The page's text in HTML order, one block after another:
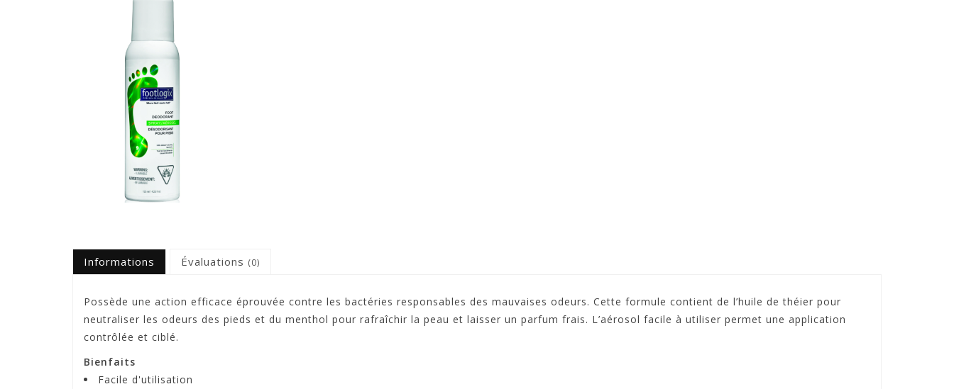
Informations Évaluations (0)
Possède une action efficace éprouvée contre les bactéries responsables des mauvaises odeurs. Cette formule contient de l’huile de théier pour
neutraliser les odeurs des pieds et du menthol pour rafraîchir la peau et laisser un parfum frais. L’aérosol facile à utiliser permet une application
contrôlée et ciblé.
Bienfaits
Facile d'utilisation